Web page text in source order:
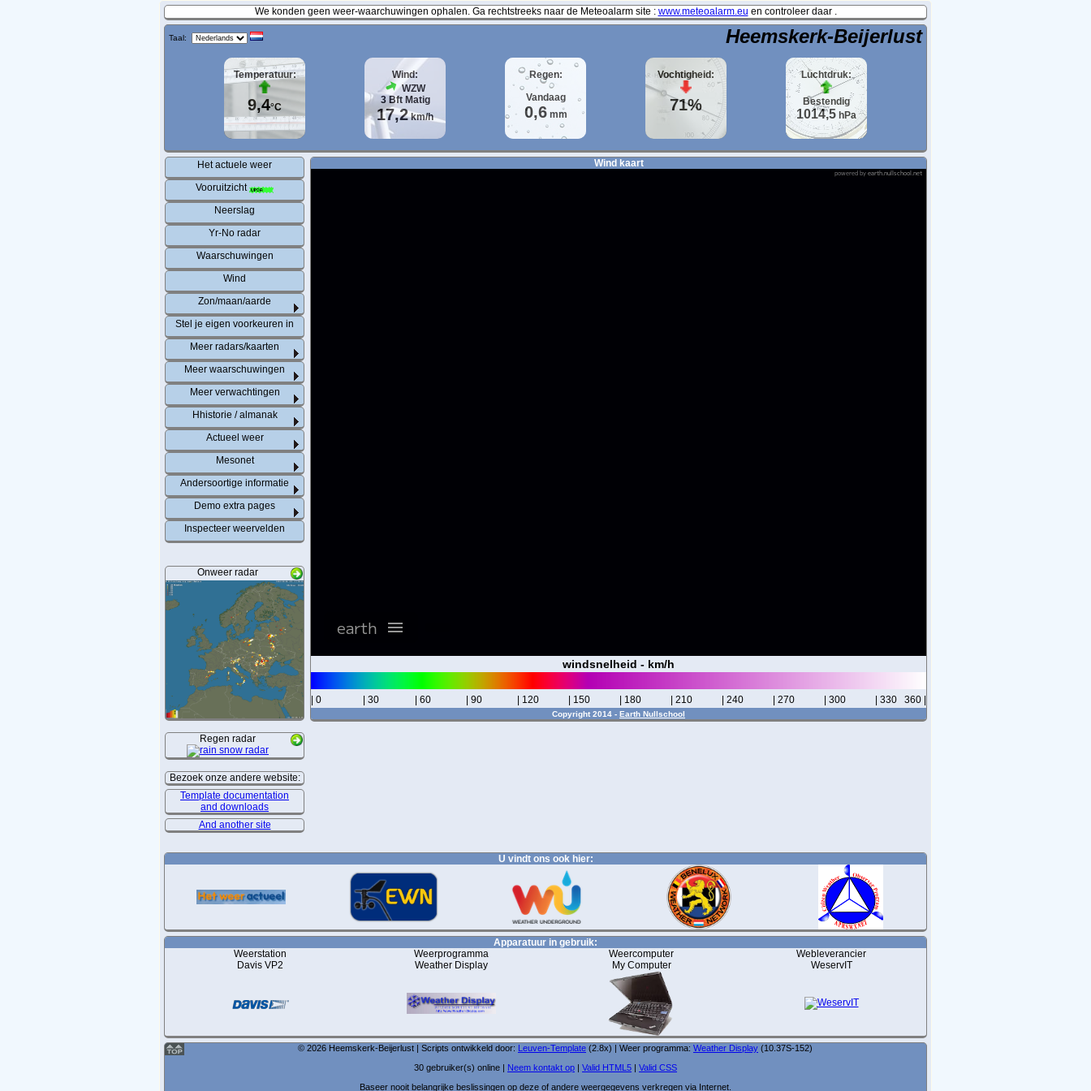
We konden geen weer-waarchuwingen ophalen. Ga rechtstreeks naar de Meteoalarm site : www.meteoalarm.eu en controleer daar .
Taal: Heemskerk-Beijerlust
Temperatuur:
9,4°C
Wind:
WZW
3Bft Matig
17,2km/h
Regen:
Vandaag
0,6mm
Vochtigheid:
71%
Luchtdruk:
Bestendig
1014,5 hPa
Het actuele weer
Vooruitzicht
Neerslag
Yr-No radar
Waarschuwingen
Wind
Zon/maan/aarde
Stel je eigen voorkeuren in
Meer radars/kaarten
Meer waarschuwingen
Meer verwachtingen
Hhistorie / almanak
Actueel weer
Mesonet
Andersoortige informatie
Demo extra pages
Inspecteer weervelden
Onweer radar
Regen radar
Bezoek onze andere website:
Template documentation
and downloads
And another site
Wind kaart
windsnelheid - km/h
| 0 | 30 | 60 | 90 | 120 | 150 | 180 | 210 | 240 | 270 | 300 | 330 360 |
Copyright 2014 - Earth Nullschool
U vindt ons ook hier:
Apparatuur in gebruik:
Weerstation
Davis VP2
Weerprogramma
Weather Display
Weercomputer
My Computer
Webleverancier
WeservIT
© 2026 Heemskerk-Beijerlust | Scripts ontwikkeld door: Leuven-Template (2.8x) | Weer programma: Weather Display (10.37S-152)
30 gebruiker(s) online | Neem kontakt op | Valid HTML5 | Valid CSS
Baseer nooit belangrijke beslissingen op deze of andere weergegevens verkregen via Internet.